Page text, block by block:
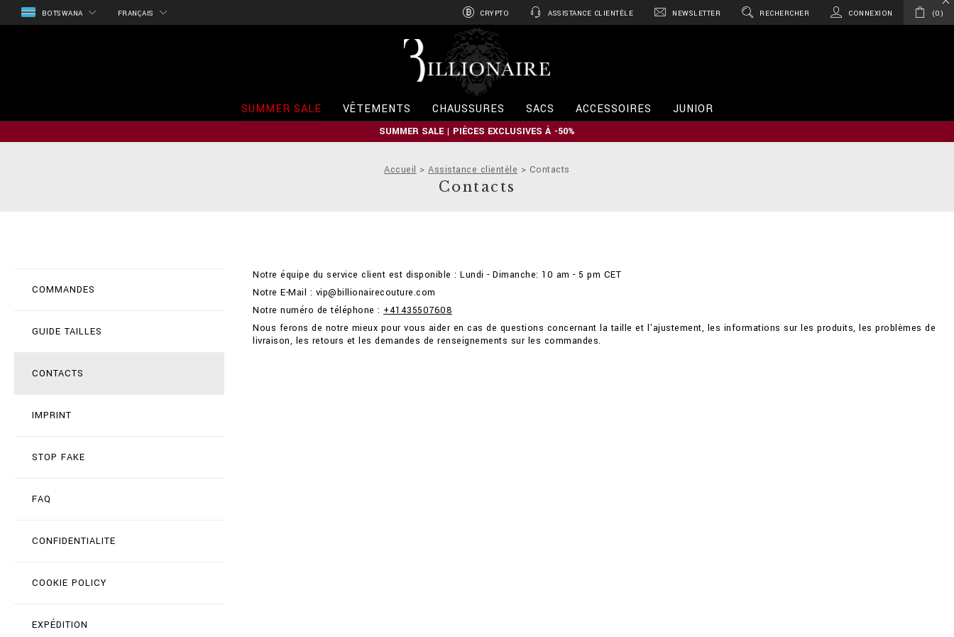
BOTSWANA FRANÇAIS CRYPTO ASSISTANCE CLIENTÈLE NEWSLETTER RECHERCHER CONNEXION 0
l
o
n
a
e
SUMMER SALE VÊTEMENTS CHAUSSURES SACS ACCESSOIRES JUNIOR
SUMMER SALE | PIÈCES EXCLUSIVES À -50%
Accueil Assistance clientèle Contacts
Contacts
COMMANDES
GUIDE TAILLES
CONTACTS
IMPRINT
STOP FAKE
FAQ
CONFIDENTIALITE
COOKIE POLICY
EXPÉDITION
Notre équipe du service client est disponible : Lundi - Dimanche: 10 am - 5 pm CET
Notre E-Mail : vip@billionairecouture.com
Notre numéro de téléphone : +41435507608
Nous ferons de notre mieux pour vous aider en cas de questions concernant la taille et l'ajustement, les informations sur les produits, les problèmes de
livraison, les retours et les demandes de renseignements sur les commandes.